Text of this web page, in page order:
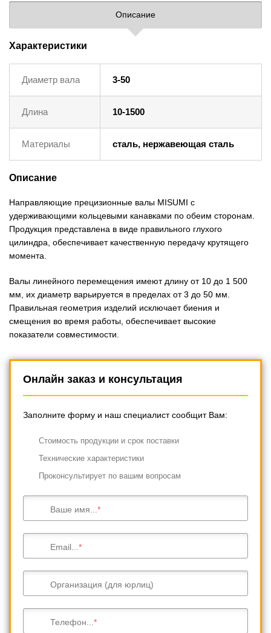
Описание
Характеристики
Диаметр вала 3-50
Длина 10-1500
Материалы сталь, нержавеющая сталь
Описание
Направляющие прецизионные валы MISUMI с
удерживающими кольцевыми канавками по обеим сторонам.
Продукция представлена в виде правильного глухого
цилиндра, обеспечивает качественную передачу крутящего
момента.
Валы линейного перемещения имеют длину от 10 до 1 500
мм, их диаметр варьируется в пределах от 3 до 50 мм.
Правильная геометрия изделий исключает биения и
смещения во время работы, обеспечивает высокие
показатели совместимости.
Онлайн заказ и консультация
Заполните форму и наш специалист сообщит Вам:
Cтоимость продукции и срок поставки
Технические характеристики
Проконсультирует по вашим вопросам
Ваше имя...
Email...
Организация (для юрлиц)
Телефон...